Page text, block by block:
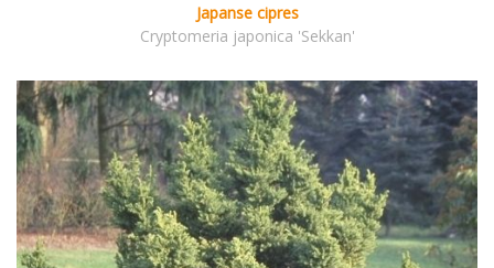
Japanse cipres
Cryptomeria japonica 'Sekkan'